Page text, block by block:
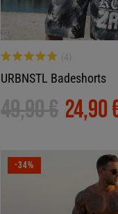
URBNSTL Badeshorts
49,90 € 24,90
-34%